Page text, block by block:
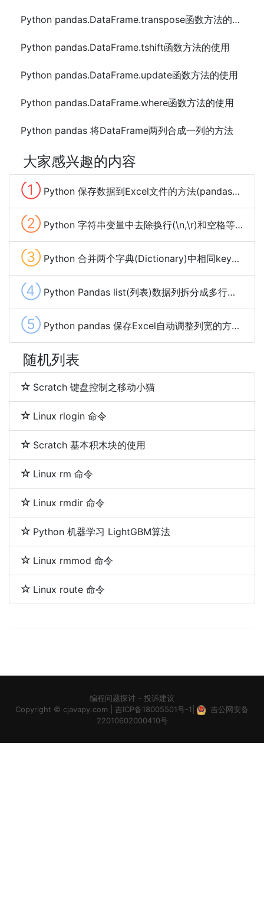
Python pandas.DataFrame.transpose函数方法的使用
Python pandas.DataFrame.tshift函数方法的使用
Python pandas.DataFrame.update函数方法的使用
Python pandas.DataFrame.where函数方法的使用
Python pandas 将DataFrame两列合成一列的方法
大家感兴趣的内容
① Python 保存数据到Excel文件的方法(pandas、xlwt、openpyxl、xlsxwriter)
② Python 字符串变量中去除换行(\n,\r)和空格等特殊字符的方法
③ Python 合并两个字典(Dictionary)中相同key的value的方法及示例代码
④ Python Pandas list(列表)数据列拆分成多行的方法
⑤ Python pandas 保存Excel自动调整列宽的方法及示例代码
随机列表
Scratch 键盘控制之移动小猫
Linux rlogin 命令
Scratch 基本积木块的使用
Linux rm 命令
Linux rmdir 命令
Python 机器学习 LightGBM算法
Linux rmmod 命令
Linux route 命令
编程问题探讨 - 投诉建议
Copyright © cjavapy.com 吉ICP备18005501号-1
吉公网安备
22010602000410号